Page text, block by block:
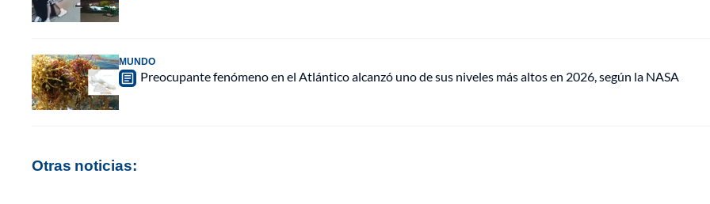
MUNDO
Preocupante fenómeno en el Atlántico alcanzó uno de sus niveles más altos en 2026, según la NASA
Otras noticias: